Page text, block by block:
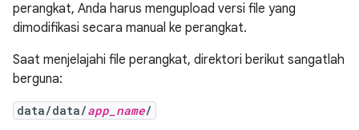
perangkat, Anda harus mengupload versi file yang
dimodifikasi secara manual ke perangkat.
Saat menjelajahi file perangkat, direktori berikut sangatlah
berguna:
data/data/app_name/